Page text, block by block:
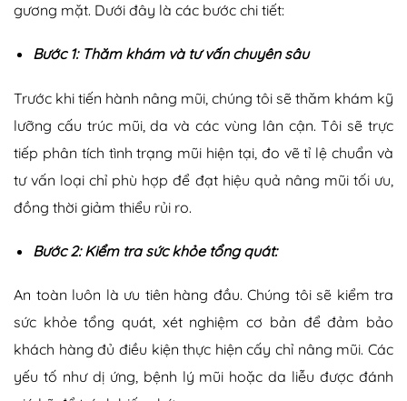
gương mặt. Dưới đây là các bước chi tiết:
Bước 1: Thăm khám và tư vấn chuyên sâu
Trước khi tiến hành nâng mũi, chúng tôi sẽ thăm khám kỹ
lưỡng cấu trúc mũi, da và các vùng lân cận. Tôi sẽ trực
tiếp phân tích tình trạng mũi hiện tại, đo vẽ tỉ lệ chuẩn và
tư vấn loại chỉ phù hợp để đạt hiệu quả nâng mũi tối ưu,
đồng thời giảm thiểu rủi ro.
Bước 2: Kiểm tra sức khỏe tổng quát:
An toàn luôn là ưu tiên hàng đầu. Chúng tôi sẽ kiểm tra
sức khỏe tổng quát, xét nghiệm cơ bản để đảm bảo
khách hàng đủ điều kiện thực hiệncấy chỉ nâng mũi. Các
yếu tố như dị ứng, bệnh lý mũi hoặc da liễu được đánh